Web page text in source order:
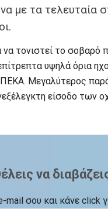
με τα τελευταία
τονιστεί το
υψηλά όρια
Μεγαλύτερος
είσοδο των
να
mail σου και κάνε click